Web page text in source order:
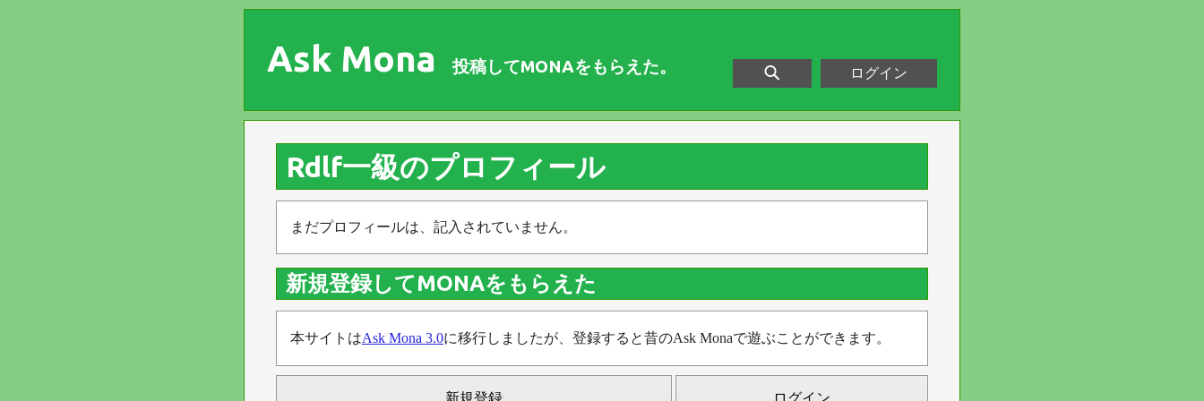
Ask Mona 投稿してMONAをもらえた。 ログイン
Rdlf一級のプロフィール
まだプロフィールは、記入されていません。
新規登録してMONAをもらえた
本サイトはAsk Mona 3.0に移行しましたが、登録すると昔のAsk Monaで遊ぶことができます。
新規登録 ログイン